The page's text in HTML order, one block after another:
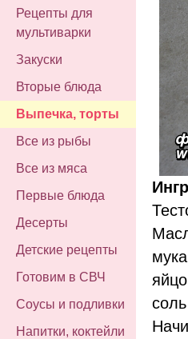
Рецепты для
мультиварки
Закуски
Вторые блюда
Выпечка, торты
Все из рыбы
Все из мяса
Первые блюда
Десерты
Детские рецепты
Готовим в СВЧ
Соусы и подливки
Напитки, коктейли